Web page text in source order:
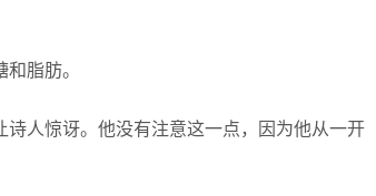
脂肪。
人惊讶。他没有注意这一点，因为他从一开